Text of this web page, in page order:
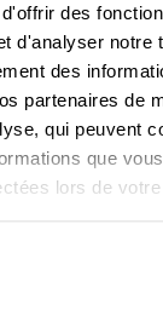
des
d'analyser notre
des
partenaires de
qui peuvent
que
lors de
newsletter